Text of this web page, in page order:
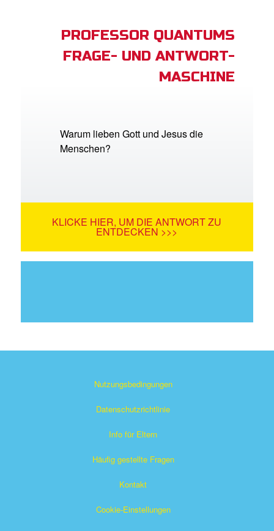
PROFESSOR QUANTUMS
FRAGE- UND ANTWORT-
MASCHINE
Warum lieben Gott und Jesus die
Menschen?
KLICKE HIER, UM DIE ANTWORT ZU
ENTDECKEN >>>
Nutzungsbedingungen
Datenschutzrichtlinie
Info für Eltern
Häufig gestellte Fragen
Kontakt
Cookie-Einstellungen